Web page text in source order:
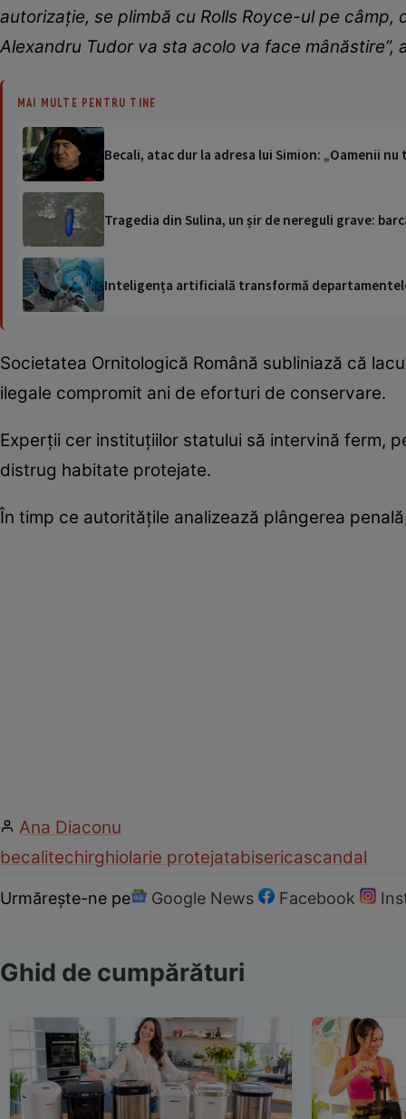
autorizație, se plimbă cu Rolls Royce-ul pe
Alexandru Tudor va sta acolo va face mânăstire”,
MAI MULTE PENTRU TINE
Becali, atac dur la adresa lui Simion: „Oamenii
Tragedia din Sulina, un șir de nereguli grave:
Inteligența artificială transformă
Societatea Ornitologică Română subliniază că
ilegale compromit ani de eforturi de conservare.
Experții cer instituțiilor statului să intervină ferm,
distrug habitate protejate.
În timp ce autoritățile analizează plângerea
Ana Diaconu
becalitechirghiolarie protejatabisericascandal
Urmărește-ne pe Google News Facebook
Ghid de cumpărături